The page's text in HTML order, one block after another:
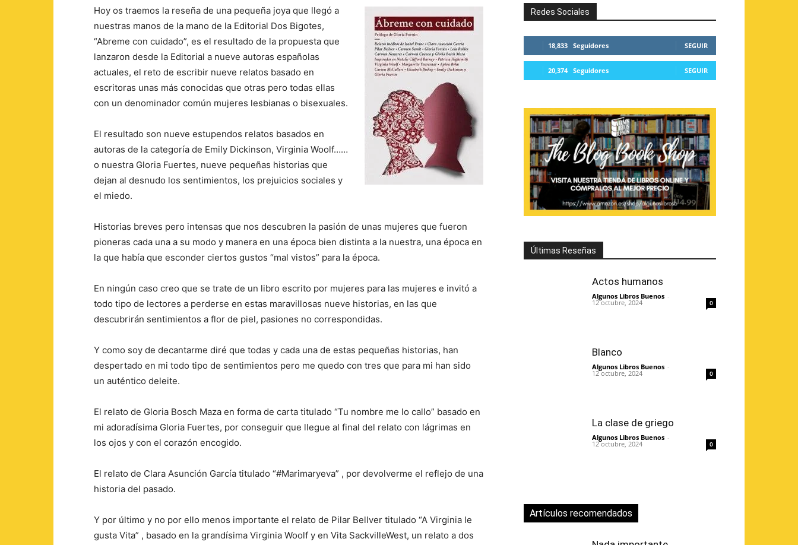
Hoy os traemos la reseña de una pequeña joya que llegó a
nuestras manos de la mano de la Editorial Dos Bigotes,
“Abreme con cuidado”, es el resultado de la propuesta que
lanzaron desde la Editorial a nueve autoras españolas
actuales, el reto de escribir nueve relatos basado en
escritoras unas más conocidas que otras pero todas ellas
con un denominador común mujeres lesbianas o bisexuales.
El resultado son nueve estupendos relatos basados en
autoras de la categoría de Emily Dickinson, Virginia Woolf……
o nuestra Gloria Fuertes, nueve pequeñas historias que
dejan al desnudo los sentimientos, los prejuicios sociales y
el miedo.
Historias breves pero intensas que nos descubren la pasión de unas mujeres que fueron
pioneras cada una a su modo y manera en una época bien distinta a la nuestra, una época en
la que había que esconder ciertos gustos “mal vistos” para la época.
En ningún caso creo que se trate de un libro escrito por mujeres para las mujeres e invitó a
todo tipo de lectores a perderse en estas maravillosas nueve historias, en las que
descubrirán sentimientos a flor de piel, pasiones no correspondidas.
Y como soy de decantarme diré que todas y cada una de estas pequeñas historias, han
despertado en mi todo tipo de sentimientos pero me quedo con tres que para mi han sido
un auténtico deleite.
El relato de Gloria Bosch Maza en forma de carta titulado “Tu nombre me lo callo” basado en
mi adoradísima Gloria Fuertes, por conseguir que llegue al final del relato con lágrimas en
los ojos y con el corazón encogido.
El relato de Clara Asunción García titulado “#Marimaryeva” , por devolverme el reflejo de una
historia del pasado.
Y por último y no por ello menos importante el relato de Pilar Bellver titulado “A Virginia le
gusta Vita” , basado en la grandísima Virginia Woolf y en Vita SackvilleWest, un relato a dos
Redes Sociales
18,833 Seguidores SEGUIR
20,374 Seguidores SEGUIR
Últimas Reseñas
Actos humanos
Algunos Libros Buenos -
12 octubre, 2024 0
Blanco
Algunos Libros Buenos -
12 octubre, 2024 0
La clase de griego
Algunos Libros Buenos -
12 octubre, 2024 0
Artículos recomendados